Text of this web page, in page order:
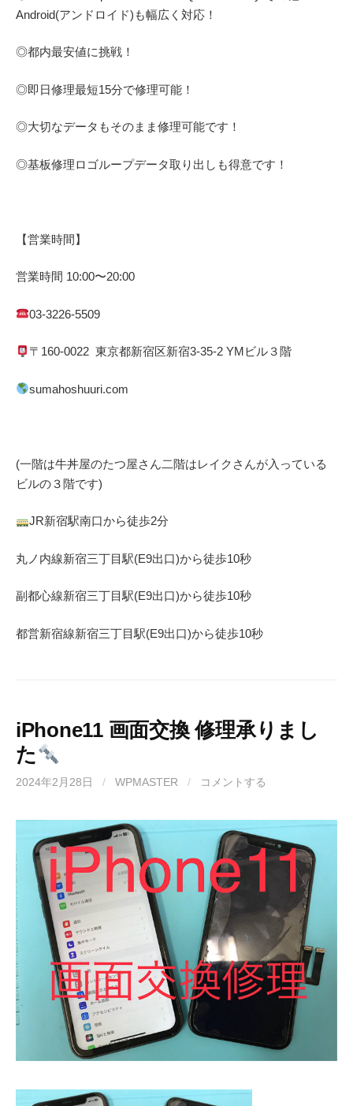
Android(アンドロイド) も幅広く対応！
◎都内最安値に挑戦！
◎即日修理最短15分で修理可能！
◎大切なデータもそのまま修理可能です！
◎基板修理ロゴループデータ取り出しも得意です！
【営業時間】
営業時間 10:00〜20:00
03-3226-5509
〒 160-0022 東京都新宿区新宿3-35-2 YMビル３階
sumahoshuuri.com
(一階は牛丼屋のたつ屋さん二階はレイクさんが入っている
ビルの３階です)
JR新宿駅南口から徒歩2分
丸ノ内線新宿三丁目駅(E9出口)から徒歩10秒
副都心線新宿三丁目駅(E9出口)から徒歩10秒
都営新宿線新宿三丁目駅(E9出口)から徒歩10秒
iPhone11 画面交換 修理承りまし
た
2024年2月28日 / WPMASTER / コメントする